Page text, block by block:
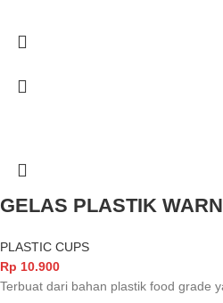
GELAS PLASTIK
PLASTIC CUPS
Rp 10.900
Terbuat dari bahan plastik food grade